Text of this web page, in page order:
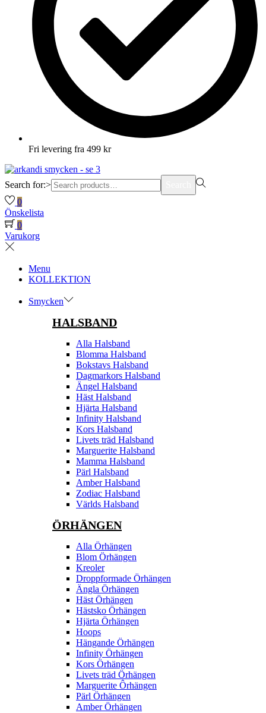
Fri levering fra 499 kr
Search for:>
0
Önskelista
0
Varukorg
Menu
KOLLEKTION
Smycken
HALSBAND
Alla Halsband
Blomma Halsband
Bokstavs Halsband
Dagmarkors Halsband
Ängel Halsband
Häst Halsband
Hjärta Halsband
Infinity Halsband
Kors Halsband
Livets träd Halsband
Marguerite Halsband
Mamma Halsband
Pärl Halsband
Amber Halsband
Zodiac Halsband
Världs Halsband
ÖRHÄNGEN
Alla Örhängen
Blom Örhängen
Kreoler
Droppformade Örhängen
Ängla Örhängen
Häst Örhängen
Hästsko Örhängen
Hjärta Örhängen
Hoops
Hängande Örhängen
Infinity Örhängen
Kors Örhängen
Livets träd Örhängen
Marguerite Ôrhängen
Pärl Örhängen
Amber Örhängen